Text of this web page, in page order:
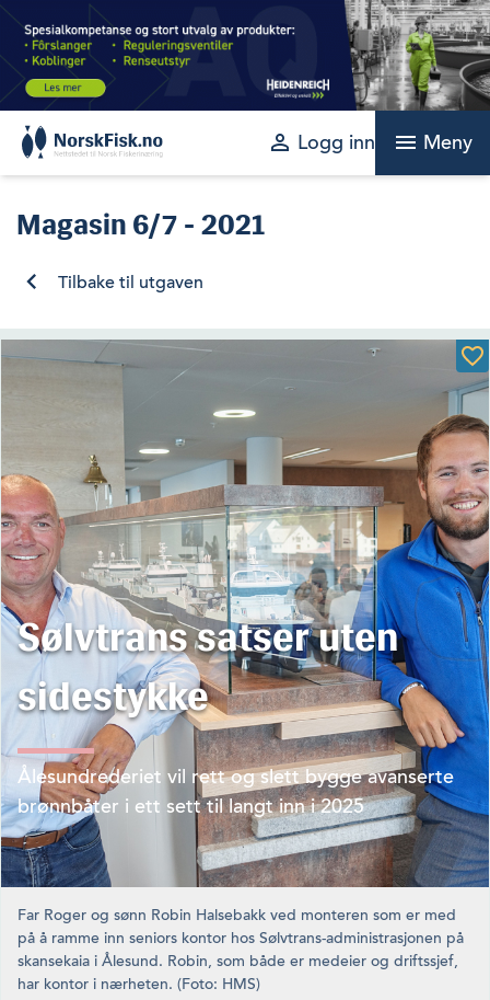
Skip
content
perm_identity Logg inn menu Meny
Magasin 6/7 - 2021
Tilbake til utgaven
Sølvtrans satser uten
sidestykke
Ålesundrederiet vil rett og slett bygge avanserte
brønnbåter i ett sett til langt inn i 2025
Far Roger og sønn Robin Halsebakk ved monteren som er med
på å ramme inn seniors kontor hos Sølvtrans-administrasjonen på
skan­sekaia i Ålesund. Robin, som både er medeier og driftssjef,
har kontor i nærheten. (Foto: HMS)